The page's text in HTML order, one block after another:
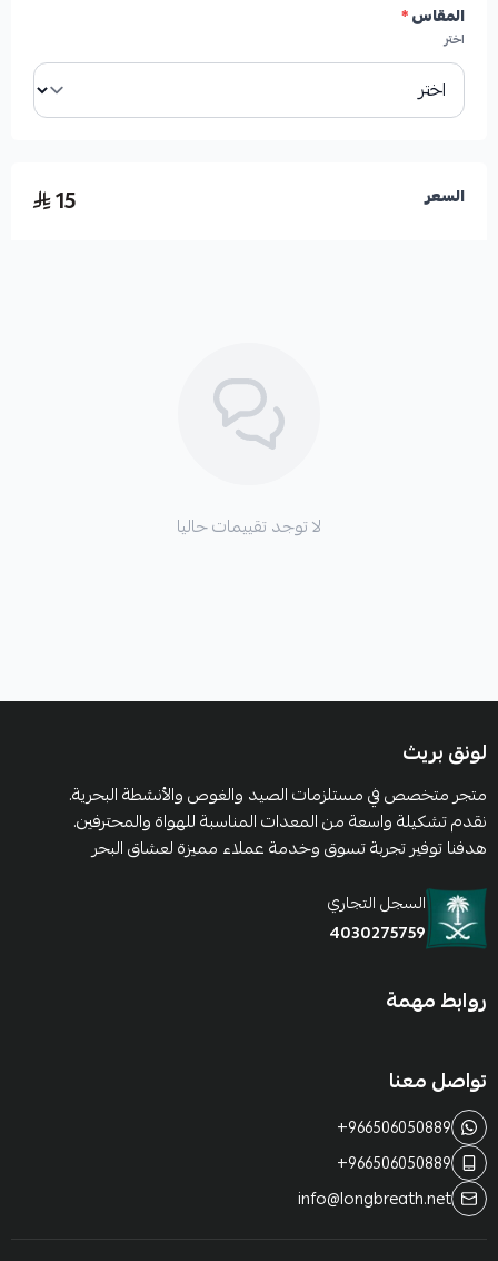
المقاس*
اختر
السعر 15
لا توجد تقييمات حاليا
لونق بريث
متجر متخصص في مستلزمات الصيد والغوص والأنشطة البحرية.
نقدم تشكيلة واسعة من المعدات المناسبة للهواة والمحترفين.
هدفنا توفير تجربة تسوق وخدمة عملاء مميزة لعشاق البحر
السجل التجاري
4030275759
روابط مهمة
تواصل معنا
+966506050889
+966506050889
info@longbreath.net